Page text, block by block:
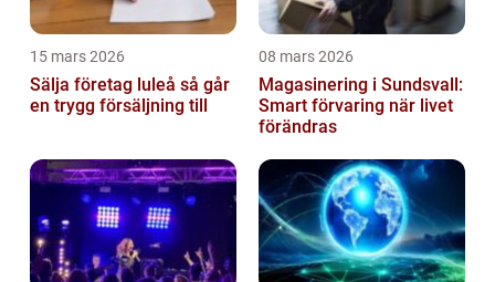
15 mars 2026
Sälja företag luleå så går
en trygg försäljning till
08 mars 2026
Magasinering i Sundsvall:
Smart förvaring när livet
förändras